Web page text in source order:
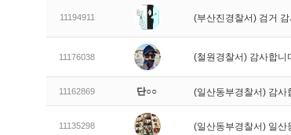
11194911 (부산진경찰서) 검거
11176038 (철원경찰서) 감사합니
11162869 단○○ (일산동부경찰서) 감사
11135298 (일산동부경찰서) 일산